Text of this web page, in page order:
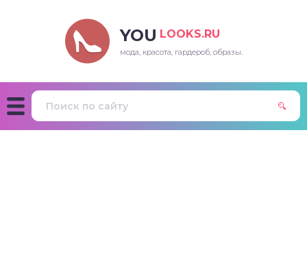
YOU LOOKS.RU
мода, красота, гардероб, образы.